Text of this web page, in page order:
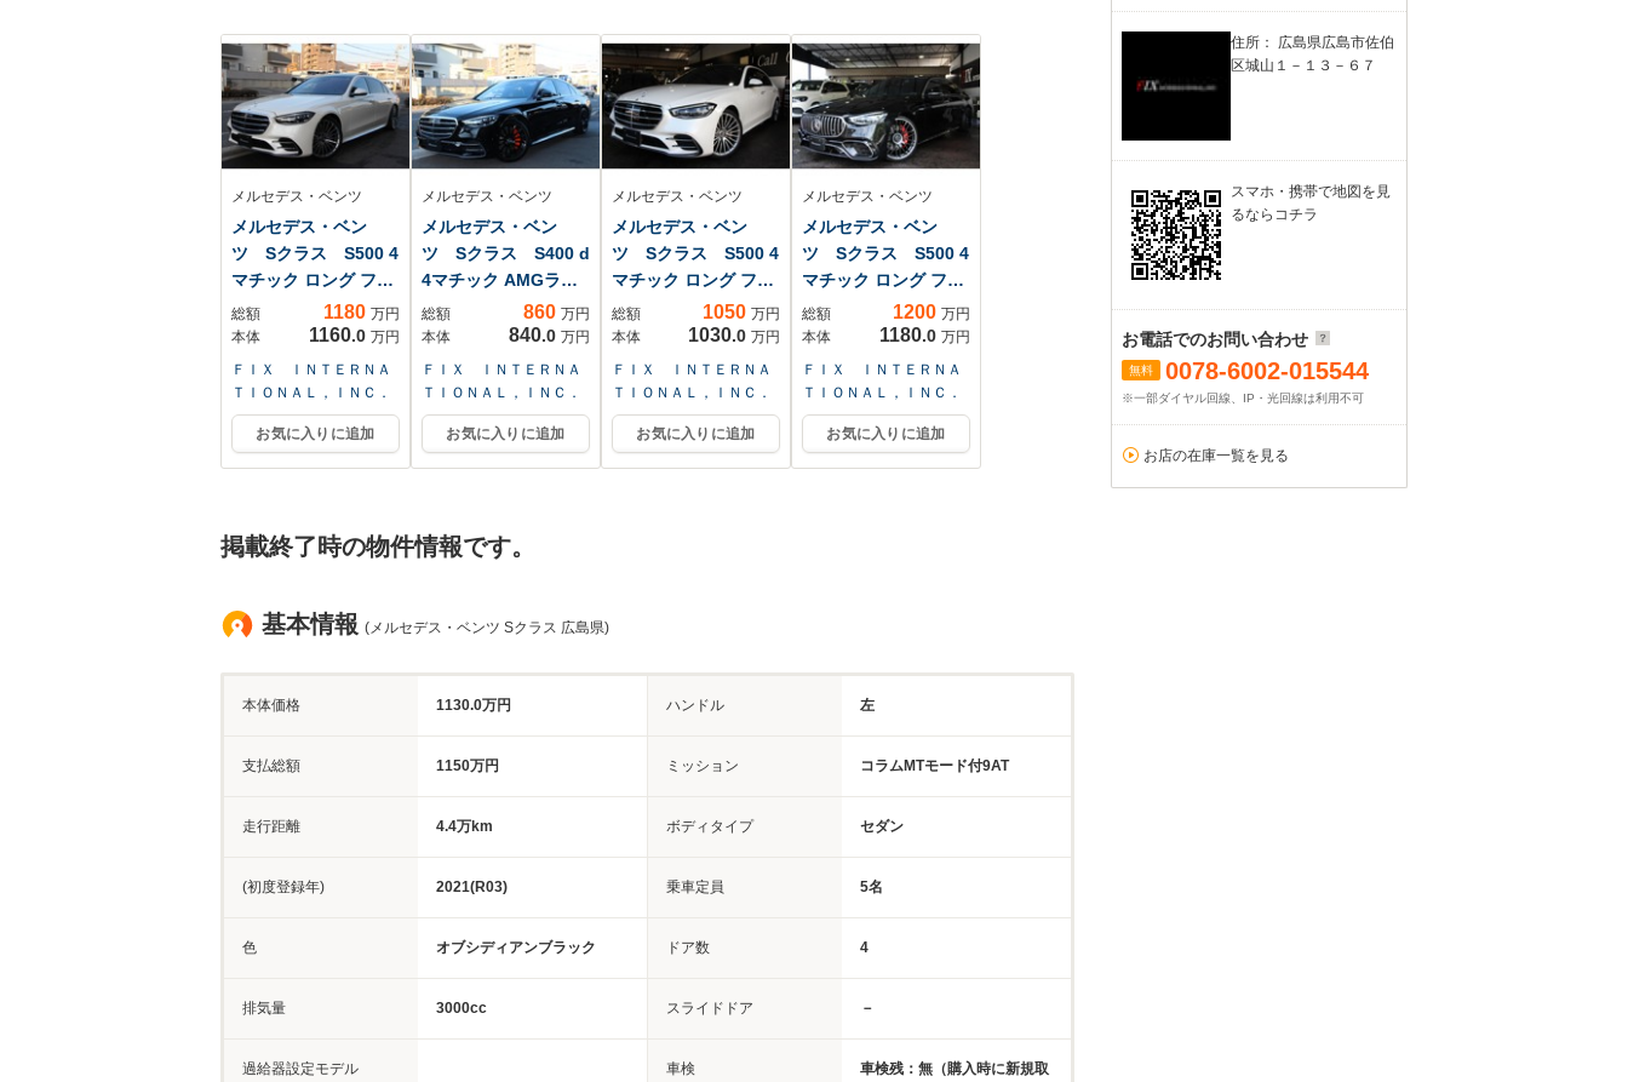
メルセデス・ベンツ
メルセデス・ベン
ツ Sクラス S500 4
マチック ロング ファ
ー...
総額 1180 万円
本体
1160.0 万円
ＦＩＸ ＩＮＴＥＲＮＡ
ＴＩＯＮＡＬ，ＩＮＣ．
お気に入りに追加
メルセデス・ベンツ
メルセデス・ベン
ツ Sクラス S400 d
4マチック AMGライ
ン ...
総額 860 万円
本体
840.0 万円
ＦＩＸ ＩＮＴＥＲＮＡ
ＴＩＯＮＡＬ，ＩＮＣ．
お気に入りに追加
メルセデス・ベンツ
メルセデス・ベン
ツ Sクラス S500 4
マチック ロング ファ
ー...
総額 1050 万円
本体
1030.0 万円
ＦＩＸ ＩＮＴＥＲＮＡ
ＴＩＯＮＡＬ，ＩＮＣ．
お気に入りに追加
メルセデス・ベンツ
メルセデス・ベン
ツ Sクラス S500 4
マチック ロング ファ
ー...
総額 1200 万円
本体
1180.0 万円
ＦＩＸ ＩＮＴＥＲＮＡ
ＴＩＯＮＡＬ，ＩＮＣ．
お気に入りに追加
掲載終了時の物件情報です。
基本情報 (メルセデス・ベンツ Sクラス 広島県)
本体価格 1130.0万円 ハンドル 左
支払総額 1150万円 ミッション コラムMTモード付9AT
走行距離 4.4万km ボディタイプ セダン
(初度登録年) 2021(R03) 乗車定員 5名
色 オブシディアンブラック ドア数 4
排気量 3000cc スライドドア －
過給器設定モデル 車検
車検残：無（購入時に新規取
住所： 広島県広島市佐伯
区城山１－１３－６７
スマホ・携帯で地図を見
るならコチラ
お電話でのお問い合わせ
無料 0078-6002-015544
※一部ダイヤル回線、IP・光回線は利用不可
お店の在庫一覧を見る